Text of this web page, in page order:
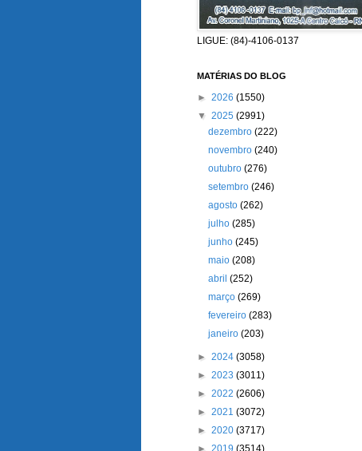
LIGUE: (84)-4106-0137
MATÉRIAS DO BLOG
► 2026 (1550)
▼ 2025 (2991)
dezembro(222)
novembro(240)
outubro(276)
setembro(246)
agosto(262)
julho(285)
junho(245)
maio(208)
abril(252)
março(269)
fevereiro(283)
janeiro(203)
► 2024 (3058)
► 2023 (3011)
► 2022 (2606)
► 2021 (3072)
► 2020 (3717)